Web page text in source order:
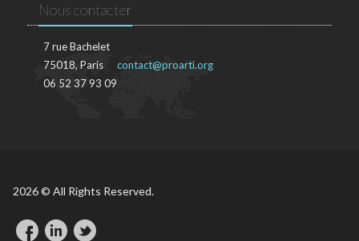
Nous contacter
7 rue Bachelet
75018, Paris
06 52 37 93 09
contact@proarti.org
2026 © All Rights Reserved.